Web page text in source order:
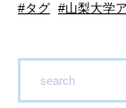
タグ 山梨大学